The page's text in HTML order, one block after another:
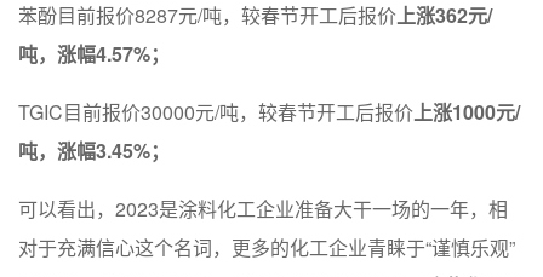
苯酚目前报价8287元/吨，较春节开工后报价上涨362元/
吨，涨幅4.57%；
TGIC目前报价30000元/吨，较春节开工后报价上涨1000元/
吨，涨幅3.45%；
可以看出，2023是涂料化工企业准备大干一场的一年，相
对于充满信心这个名词，更多的化工企业青睐于“谨慎乐观”